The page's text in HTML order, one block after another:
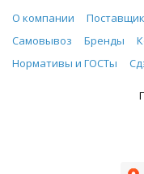
О компании
Самовывоз
Бренды
Нормативы и ГОСТы